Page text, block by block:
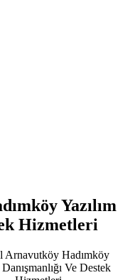
Yazılım
Hizmetleri
Arnavutköy Hadımköy
Danışmanlığı Ve Destek